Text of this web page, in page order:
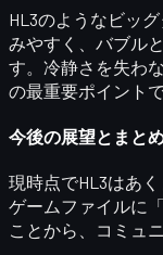
HL3のようなビッ
みやすく、バブル
す。冷静さを失わ
の最重要ポイントで
今後の展望とまと
現時点でHL3はあ
ゲームファイルに
ことから、コミュ